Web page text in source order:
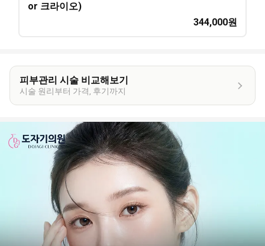
or 크라이오)
344,000원
피부관리 시술 비교해보기
시술 원리부터 가격, 후기까지
이
벤
정